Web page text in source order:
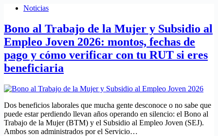
Noticias
Bono al Trabajo de la Mujer y Subsidio al
Empleo Joven 2026: montos, fechas de
pago y cómo verificar con tu RUT si eres
beneficiaria
Dos beneficios laborales que mucha gente desconoce o no sabe que
puede estar perdiendo llevan años operando en silencio: el Bono al
Trabajo de la Mujer (BTM) y el Subsidio al Empleo Joven (SEJ).
Ambos son administrados por el Servicio…